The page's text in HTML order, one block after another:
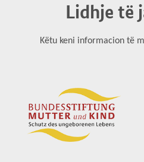
Lidhje të
Këtu keni informacion të